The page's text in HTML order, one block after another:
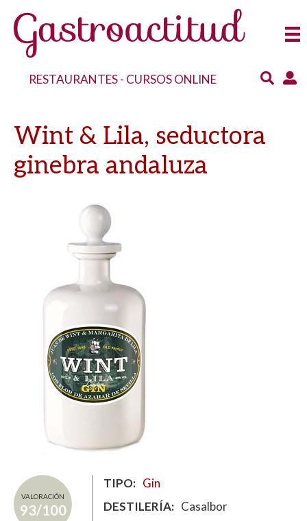
RESTAURANTES- CURSOS ONLINE
Wint & Lila, seductora
ginebra andaluza
VALORACIÓN
93/100
TIPO
Gin
DESTILERÍA
Casalbor